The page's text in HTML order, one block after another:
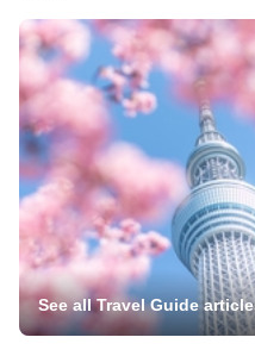
See all Travel Guide